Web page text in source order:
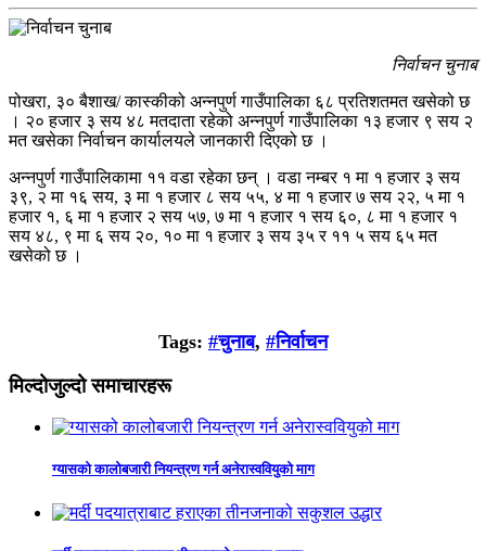
निर्वाचन चुनाब
पोखरा, ३० बैशाख/ कास्कीको अन्नपुर्ण गाउँपालिका ६८ प्रतिशतमत खसेको छ
। २० हजार ३ सय ४८ मतदाता रहेको अन्नपुर्ण गाउँपालिका १३ हजार ९ सय २
मत खसेका निर्वाचन कार्यालयले जानकारी दिएको छ ।
अन्नपुर्ण गाउँपालिकामा ११ वडा रहेका छन् । वडा नम्बर १ मा १ हजार ३ सय
३९, २ मा १६ सय, ३ मा १ हजार ८ सय ५५, ४ मा १ हजार ७ सय २२, ५ मा १
हजार १, ६ मा १ हजार २ सय ५७, ७ मा १ हजार १ सय ६०, ८ मा १ हजार १
सय ४८, ९ मा ६ सय २०, १० मा १ हजार ३ सय ३५ र ११ ५ सय ६५ मत
खसेको छ ।
Tags: #चुनाब, #निर्वाचन
मिल्दोजुल्दो समाचारहरू
ग्यासको कालोबजारी नियन्त्रण गर्न अनेरास्ववियुको माग